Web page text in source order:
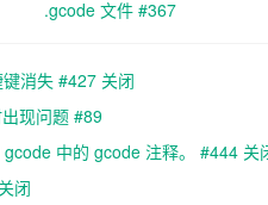
.gcode 文件 #367
消失 #427 关闭
现问题 #89
中的 gcode 注释。 #444 关
闭